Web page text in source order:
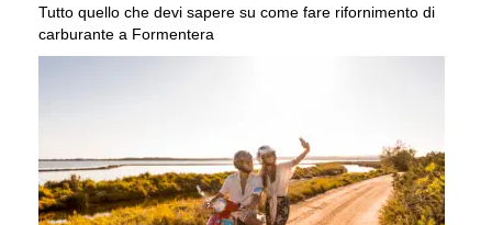
Tutto quello che devi sapere su come fare rifornimento di
carburante a Formentera